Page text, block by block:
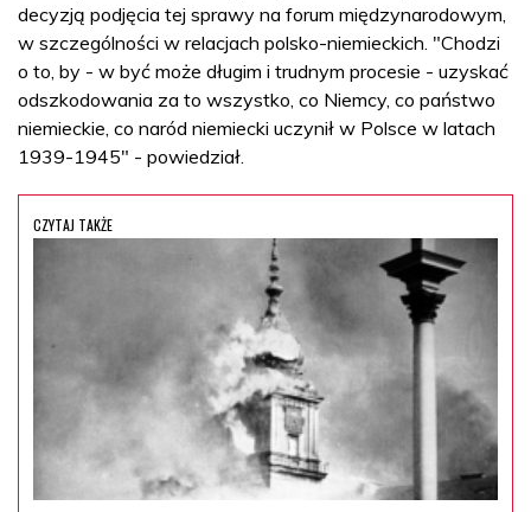
decyzją podjęcia tej sprawy na forum międzynarodowym,
w szczególności w relacjach polsko-niemieckich. "Chodzi
o to, by - w być może długim i trudnym procesie - uzyskać
odszkodowania za to wszystko, co Niemcy, co państwo
niemieckie, co naród niemiecki uczynił w Polsce w latach
1939-1945" - powiedział.
CZYTAJ TAKŻE